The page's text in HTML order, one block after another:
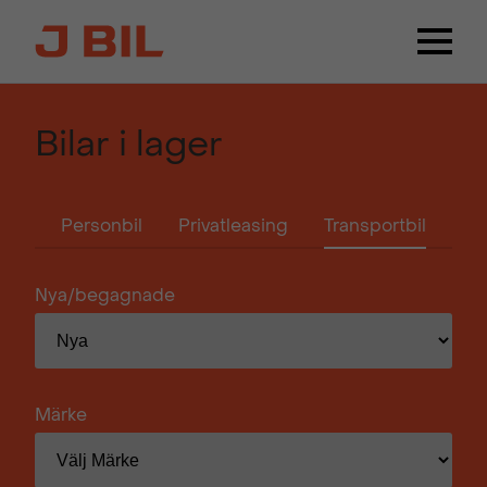
Bilar i lager
Personbil Privatleasing Transportbil
Nya/begagnade
Märke